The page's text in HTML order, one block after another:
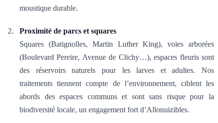
moustique durable.
Proximité de parcs et squares
Squares (Batignolles, Martin Luther King), voies arborées
(Boulevard Pereire, Avenue de Clichy…), espaces fleuris sont
des réservoirs naturels pour les larves et adultes. Nos
traitements tiennent compte de l’environnement, ciblent les
abords des espaces communs et sont sans risque pour la
biodiversité locale, un engagement fort d’Allonuizibles.